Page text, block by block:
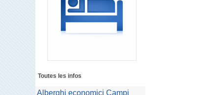
Toutes les infos
Alberghi economici Campi